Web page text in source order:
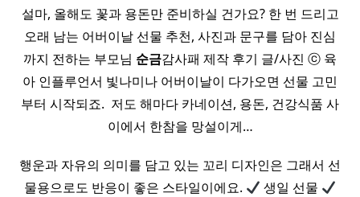
설마, 올해도 꽃과 용돈만 준비하실 건가요? 한 번 드리고
오래 남는 어버이날 선물 추천, 사진과 문구를 담아 진심
까지 전하는 부모님 순금감사패 제작 후기 글/사진 ⓒ 육
아 인플루언서 빛나미나 어버이날이 다가오면 선물 고민
부터 시작되죠. ​ 저도 해마다 카네이션, 용돈, 건강식품 사
이에서 한참을 망설이게…
행운과 자유의 의미를 담고 있는 꼬리 디자인은 그래서 선
물용으로도 반응이 좋은 스타일이에요.
생일 선물